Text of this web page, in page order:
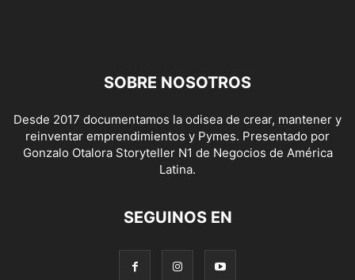
SOBRE NOSOTROS
Desde 2017 documentamos la odisea de crear, mantener y
reinventar emprendimientos y Pymes. Presentado por
Gonzalo Otalora Storyteller N1 de Negocios de América
Latina.
SEGUINOS EN